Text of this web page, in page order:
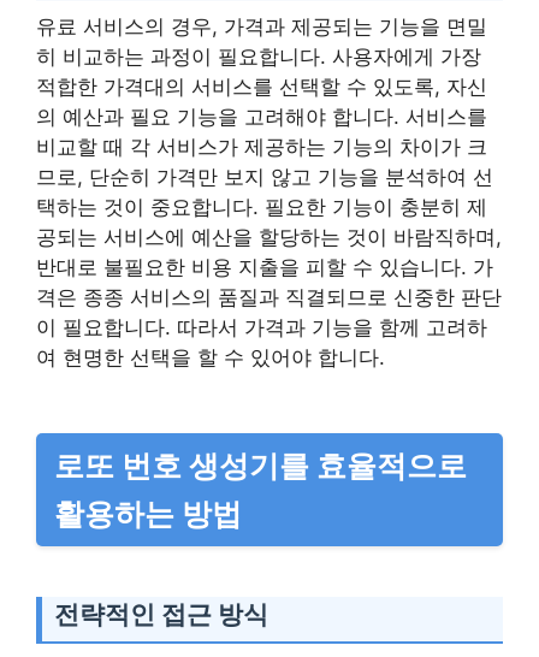
유료 서비스의 경우, 가격과 제공되는 기능을 면밀
히 비교하는 과정이 필요합니다. 사용자에게 가장
적합한 가격대의 서비스를 선택할 수 있도록, 자신
의 예산과 필요 기능을 고려해야 합니다. 서비스를
비교할 때 각 서비스가 제공하는 기능의 차이가 크
므로, 단순히 가격만 보지 않고 기능을 분석하여 선
택하는 것이 중요합니다. 필요한 기능이 충분히 제
공되는 서비스에 예산을 할당하는 것이 바람직하며,
반대로 불필요한 비용 지출을 피할 수 있습니다. 가
격은 종종 서비스의 품질과 직결되므로 신중한 판단
이 필요합니다. 따라서 가격과 기능을 함께 고려하
여 현명한 선택을 할 수 있어야 합니다.
로또 번호 생성기를 효율적으로
활용하는 방법
전략적인 접근 방식